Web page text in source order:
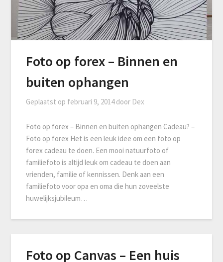
Foto op forex – Binnen en
buiten ophangen
Geplaatst op februari 9, 2014door Dex
Foto op forex – Binnen en buiten ophangen Cadeau? –
Foto op forex Het is een leuk idee om een foto op
forex cadeau te doen. Een mooi natuurfoto of
familiefoto is altijd leuk om cadeau te doen aan
vrienden, familie of kennissen. Denk aan een
familiefoto voor opa en oma die hun zoveelste
huwelijksjubileum…
Foto op Canvas – Een huis